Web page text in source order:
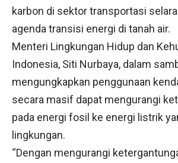
karbon di sektor transportasi
agenda transisi energi di tanah air.
Menteri Lingkungan Hidup dan
Indonesia, Siti Nurbaya, dalam
mengungkapkan penggunaan
secara masif dapat mengurangi
pada energi fosil ke energi listrik
lingkungan.
“Dengan mengurangi